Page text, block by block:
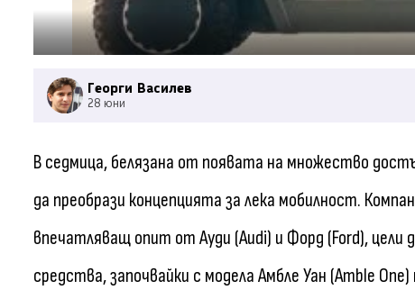
Георги Василев
28 юни
В седмица, белязана от появата на множество
да преобрази концепцията за лека мобилност.
впечатляващ опит от Ауди (Audi) и Форд (Ford),
средства, започвайки с модела Амбле Уан (Amble